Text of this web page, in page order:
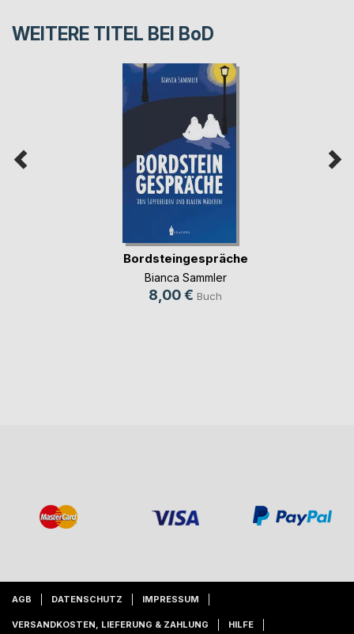
WEITERE TITEL BEI BoD
Bordsteingespräche
Bianca Sammler
8,00 € Buch
AGB DATENSCHUTZ IMPRESSUM
VERSANDKOSTEN, LIEFERUNG & ZAHLUNG HILFE